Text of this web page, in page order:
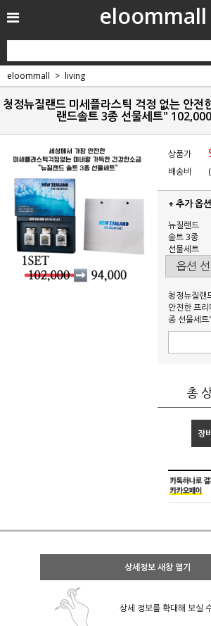
eloommall
eloommall living
청정뉴질랜드 미세플라스틱 걱정 없는 안전
랜드솔트 3종 선물세트"
상품가
배송비
+ 추가 옵
뉴질랜드
솔트 3종
선물세트
청정뉴질랜
안전한 프
종 선물세
총
장
상세정보 새창 열기
상세 정보를 확대해 보실